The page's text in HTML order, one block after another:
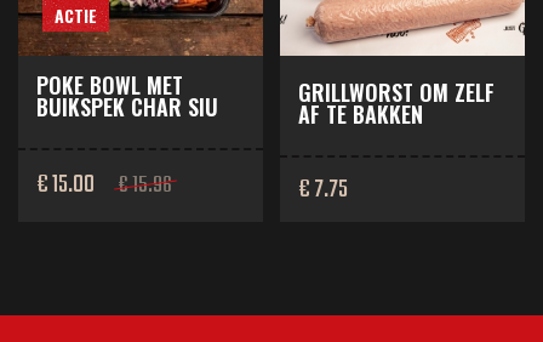
ACTIE
POKE BOWL MET
BUIKSPEK CHAR SIU
€ 15.00 € 15.96
GRILLWORST OM ZELF
AF TE BAKKEN
€ 7.75